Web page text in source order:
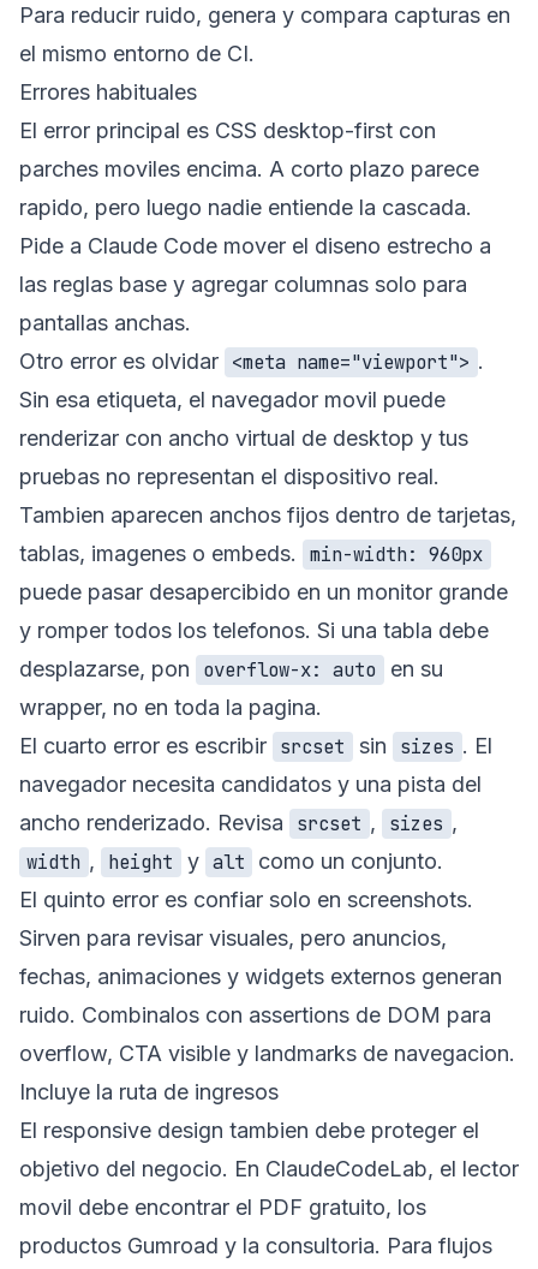
Para reducir ruido, genera y compara capturas en
el mismo entorno de CI.
Errores habituales
El error principal es CSS desktop-first con
parches moviles encima. A corto plazo parece
rapido, pero luego nadie entiende la cascada.
Pide a Claude Code mover el diseno estrecho a
las reglas base y agregar columnas solo para
pantallas anchas.
Otro error es olvidar <meta name="viewport"> .
Sin esa etiqueta, el navegador movil puede
renderizar con ancho virtual de desktop y tus
pruebas no representan el dispositivo real.
Tambien aparecen anchos fijos dentro de tarjetas,
tablas, imagenes o embeds.
min-width: 960px
puede pasar desapercibido en un monitor grande
y romper todos los telefonos. Si una tabla debe
desplazarse, pon
overflow-x: auto
en su
wrapper, no en toda la pagina.
El cuarto error es escribir srcset sin sizes . El
navegador necesita candidatos y una pista del
ancho renderizado. Revisa
srcset , sizes ,
width , height y alt
como un conjunto.
El quinto error es confiar solo en screenshots.
Sirven para revisar visuales, pero anuncios,
fechas, animaciones y widgets externos generan
ruido. Combinalos con assertions de DOM para
overflow, CTA visible y landmarks de navegacion.
Incluye la ruta de ingresos
El responsive design tambien debe proteger el
objetivo del negocio. En ClaudeCodeLab, el lector
movil debe encontrar el PDF gratuito, los
productos Gumroad y la consultoria. Para flujos